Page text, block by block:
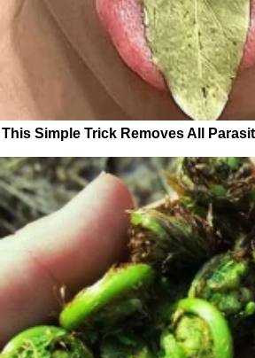
This Simple Trick Removes All